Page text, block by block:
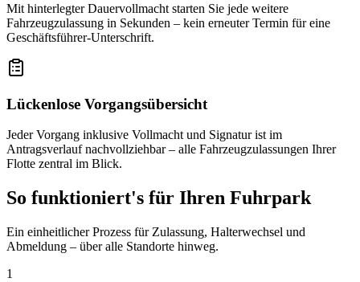
Mit hinterlegter Dauervollmacht starten Sie jede weitere
Fahrzeugzulassung in Sekunden – kein erneuter Termin für eine
Geschäftsführer-Unterschrift.
Lückenlose Vorgangsübersicht
Jeder Vorgang inklusive Vollmacht und Signatur ist im
Antragsverlauf nachvollziehbar – alle Fahrzeugzulassungen Ihrer
Flotte zentral im Blick.
So funktioniert's für Ihren Fuhrpark
Ein einheitlicher Prozess für Zulassung, Halterwechsel und
Abmeldung – über alle Standorte hinweg.
1